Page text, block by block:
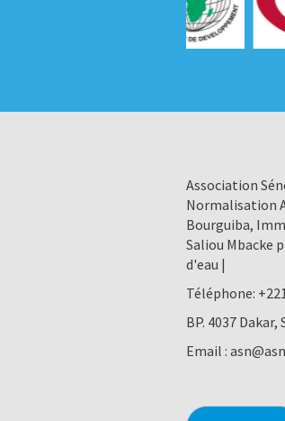
Association
Normalisation
Bourguiba,
Saliou Mbacke
d'eau |
Téléphone:
BP. 4037 Dakar,
Email :